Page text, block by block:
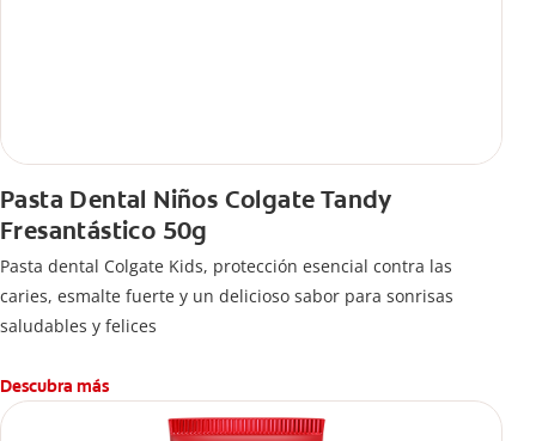
Pasta Dental Niños Colgate Tandy
Fresantástico 50g
Pasta dental Colgate Kids, protección esencial contra las
caries, esmalte fuerte y un delicioso sabor para sonrisas
saludables y felices
Descubra más